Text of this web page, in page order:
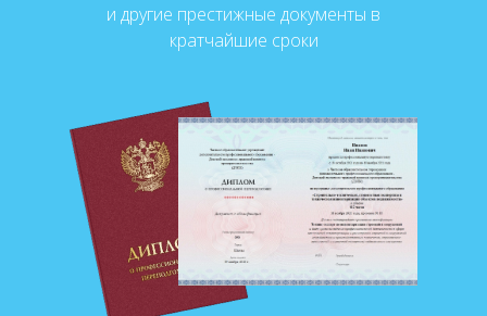
и другие престижные документы в
кратчайшие сроки